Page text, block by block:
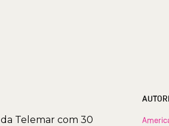
Telemar com 30